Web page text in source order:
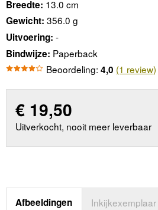
Breedte: 13.0 cm
Gewicht: 356.0 g
Uitvoering: -
Bindwijze: Paperback
Beoordeling: 4,0 (1 review)
€ 19,50
Uitverkocht, nooit meer leverbaar
Afbeeldingen Inkijkexemplaar